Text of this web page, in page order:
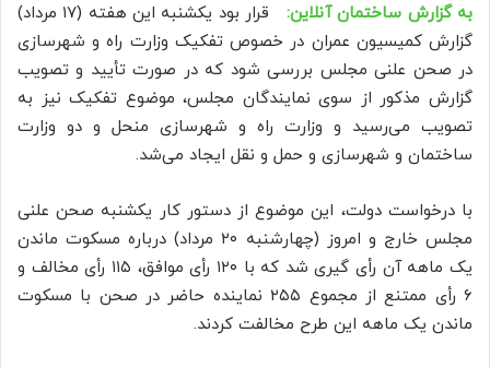
به گزارش ساختمان آنلاین:
قرار بود یکشنبه این هفته (۱۷ مرداد)
گزارش کمیسیون عمران در خصوص تفکیک وزارت راه و شهرسازی
در صحن علنی مجلس بررسی شود که در صورت تأیید و تصویب
گزارش مذکور از سوی نمایندگان مجلس، موضوع تفکیک نیز به
تصویب می‌رسید و وزارت راه و شهرسازی منحل و دو وزارت
ساختمان و شهرسازی و حمل و نقل ایجاد می‌شد.
با درخواست دولت، این موضوع از دستور کار یکشنبه صحن علنی
مجلس خارج و امروز (چهارشنبه ۲۰ مرداد) درباره مسکوت ماندن
یک ماهه آن رأی گیری شد که با ۱۲۰ رأی موافق، ۱۱۵ رأی مخالف و
۶ رأی ممتنع از مجموع ۲۵۵ نماینده حاضر در صحن با مسکوت
ماندن یک ماهه این طرح مخالفت کردند.